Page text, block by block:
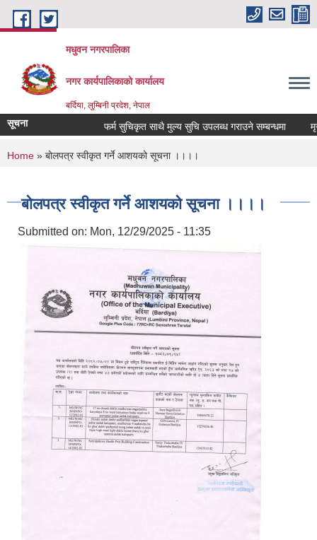
Skip to main content
मधुवन नगरपालिका
नगर कार्यपालिकाको कार्यालय
बर्दिया, लुम्बिनी प्रदेश, नेपाल
सूचना फर्म सुचिकृत साथै मुल्य सुचि उपलब्ध गराउने सम्बन्धमा
You are here
Home » बोलपत्र स्वीकृत गर्ने आशयको सूचना ।।।।
बोलपत्र स्वीकृत गर्ने आशयको सूचना ।।।।
Submitted on: Mon, 12/29/2025 - 11:35